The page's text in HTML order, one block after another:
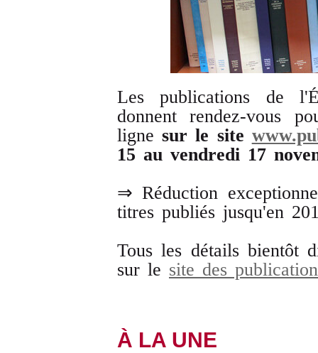
Les publications de
donnent rendez-vous
lignesur le site
15 au vendredi 17
⇒ Réduction
titres publiés jusqu'en
Tous les détails bientôt
sur le site des
À LA UNE